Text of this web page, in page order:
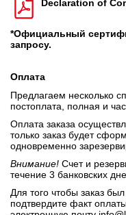
Declaration of
*Официальный
запросу.
Оплата
Предлагаем несколько
постоплата, полная и
Оплата заказа
только заказ будет
одновременно
Внимание! Счет и
течение 3 банковских
Для того чтобы заказ
подтвердите факт